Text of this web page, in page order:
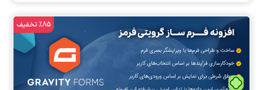
تومان
%85 تخفیف